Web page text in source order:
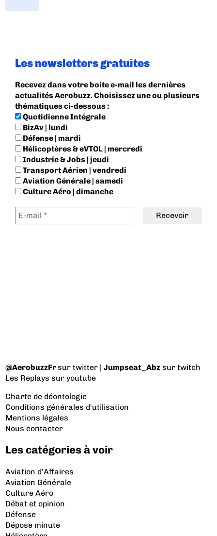
Les newsletters gratuites
Recevez dans votre boite e-mail les dernières
actualités Aerobuzz. Choisissez une ou plusieurs
thématiques ci-dessous :
Quotidienne Intégrale
BizAv | lundi
Défense | mardi
Hélicoptères & eVTOL | mercredi
Industrie & Jobs | jeudi
Transport Aérien | vendredi
Aviation Générale | samedi
Culture Aéro | dimanche
@AerobuzzFrsur twitter |Jumpseat_Abz sur twitch
Les Replays sur youtube
Charte de déontologie
Conditions générales d'utilisation
Mentions légales
Nous contacter
Les catégories à voir
Aviation d’Affaires
Aviation Générale
Culture Aéro
Débat et opinion
Défense
Dépose minute